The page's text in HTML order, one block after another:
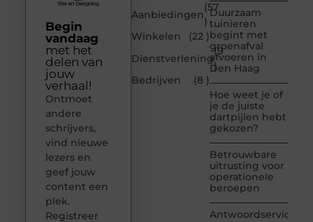
Aanbiedingen
(57
)
Winkelen
(22 )
Dienstverlening
(9
)
Bedrijven
(8 )
Duurzaam
tuinieren
begint met
groenafval
afvoeren in
Den Haag
Hoe weet je of
je de juiste
dartpijlen hebt
gekozen?
Betrouwbare
uitrusting voor
operationele
beroepen
Antwoordservice
Begin
vandaag
met het
delen van
jouw
verhaal!
Ontmoet
andere
schrijvers,
vind nieuwe
lezers en
geef jouw
content een
plek.
Registreer